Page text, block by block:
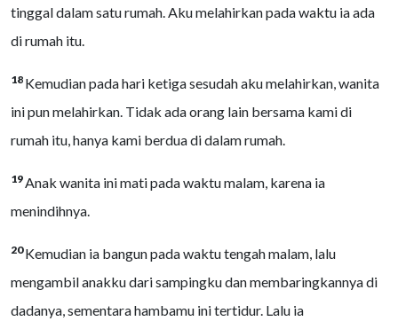
tinggal dalam satu rumah. Aku melahirkan pada waktu ia ada
di rumah itu.
18 Kemudian pada hari ketiga sesudah aku melahirkan, wanita
ini pun melahirkan. Tidak ada orang lain bersama kami di
rumah itu, hanya kami berdua di dalam rumah.
19Anak wanita ini mati pada waktu malam, karena ia
menindihnya.
20Kemudian ia bangun pada waktu tengah malam, lalu
mengambil anakku dari sampingku dan membaringkannya di
dadanya, sementara hambamu ini tertidur. Lalu ia